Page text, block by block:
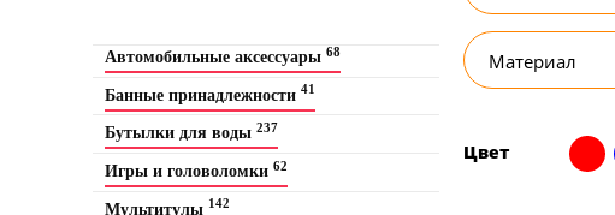
Автомобильные аксессуары 68
Банные принадлежности 41
Бутылки для воды 237
Игры и головоломки 62
Мультитулы 142
Материал
Цвет